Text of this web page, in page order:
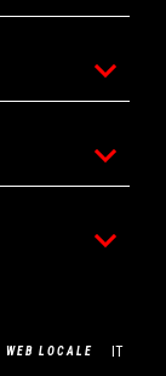
LOCALE IT